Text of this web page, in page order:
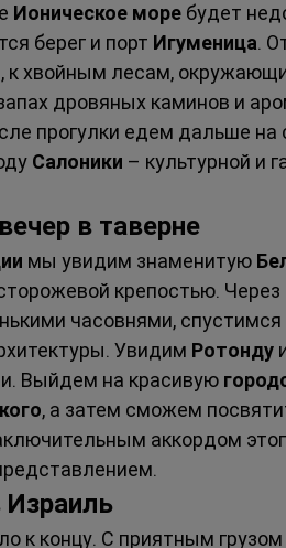
Ионическое море будет
берег и порт Игуменица.
к хвойным лесам,
дровяных каминов и
прогулки едем дальше на
Салоники – культурной и
в таверне
мы увидим знаменитую
крепостью. Через
часовнями, спустимся
Увидим Ротонду
Выйдем на красивую
, а затем сможем
аккордом
Израиль
к концу. С приятным грузом